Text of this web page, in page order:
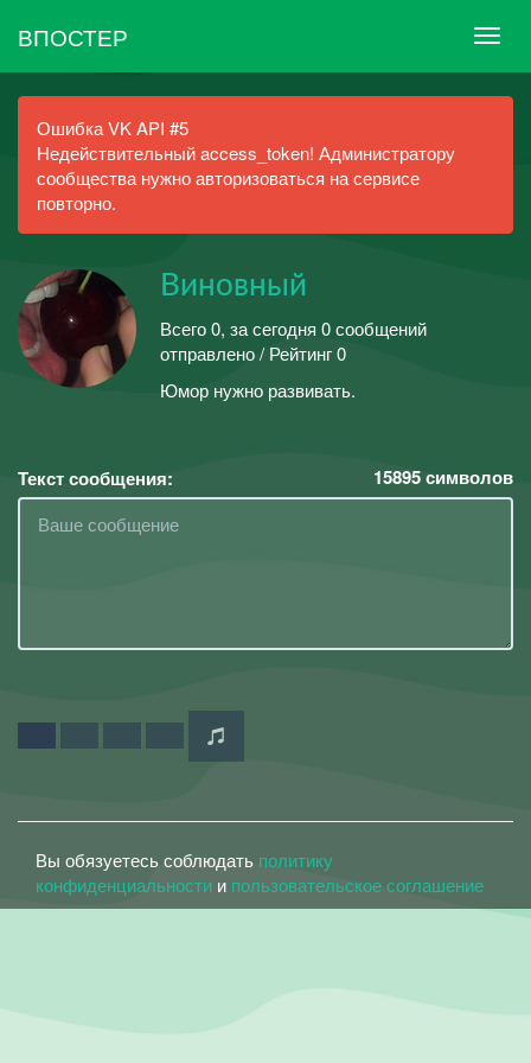
ВПОСТЕР
Ошибка VK API #5
Недействительный access_token! Администратору
сообщества нужно авторизоваться на сервисе
повторно.
Виновный
Всего 0, за сегодня 0 сообщений
отправлено / Рейтинг 0
Юмор нужно развивать.
Текст сообщения: 15895символов
Вы обязуетесь соблюдать политику
конфиденциальности и пользовательское соглашение